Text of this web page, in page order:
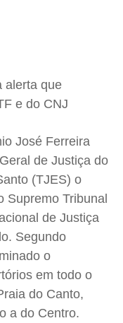
alerta que
e do CNJ
José Ferreira
de Justiça do
(TJES) o
Supremo Tribunal
de Justiça
Segundo
o
em todo o
do Canto,
a do Centro.